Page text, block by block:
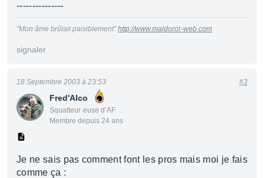
---------------
"Mon âme brûlait paisiblement"http://www.maldoror-web.com
signaler
Fred'Alco
Squatteur·euse d’AF
Membre depuis 24 ans
18 Septembre 2003 à 23:53 #3
Je ne sais pas comment font les pros mais moi je fais
comme ça :